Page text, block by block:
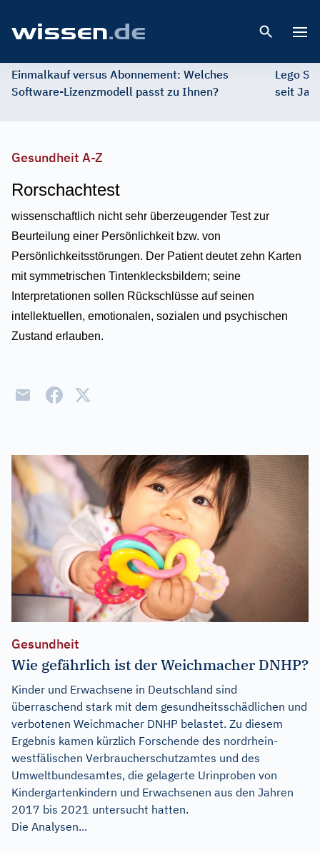
Einmalkauf versus Abonnement: Welches
Software-Lizenzmodell passt zu Ihnen?
Lego
seit
Gesundheit A-Z
Rorschachtest
wissenschaftlich nicht sehr überzeugender Test zur
Beurteilung einer Persönlichkeit bzw. von
Persönlichkeitsstörungen. Der Patient deutet zehn Karten
mit symmetrischen Tintenklecksbildern; seine
Interpretationen sollen Rückschlüsse auf seinen
intellektuellen, emotionalen, sozialen und psychischen
Zustand erlauben.
Gesundheit
Wie gefährlich ist der Weichmacher DNHP?
Kinder und Erwachsene in Deutschland sind
überraschend stark mit dem gesundheitsschädlichen und
verbotenen Weichmacher DNHP belastet. Zu diesem
Ergebnis kamen kürzlich Forschende des nordrhein-
westfälischen Verbraucherschutzamtes und des
Umweltbundesamtes, die gelagerte Urinproben von
Kindergartenkindern und Erwachsenen aus den Jahren
2017 bis 2021 untersucht hatten.
Die Analysen...